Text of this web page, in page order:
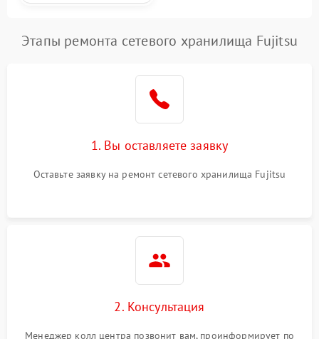
Этапы ремонта сетевого хранилища Fujitsu
1. Вы оставляете заявку
Оставьте заявку на ремонт сетевого хранилища Fujitsu
2. Консультация
Менеджер колл центра позвонит вам, проинформирует по